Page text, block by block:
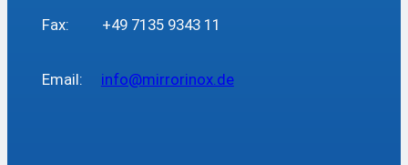
Fax: +49 7135 9343 11
Email: info@mirrorinox.de